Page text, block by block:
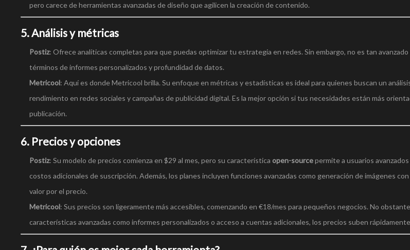
pero carece de herramientas avanzadas de diseño que agilicen la creación de contenido.
5.Análisis y métricas
Postiz: Ofrece analíticas completas para que puedas optimizar tu estrategia en redes. Sin embargo, no es tan
términos de informes personalizados y profundidad de datos.
Metricool: Aquí es donde Metricool brilla. Su enfoque en métricas y estadísticas es ideal para quienes buscan un
rendimiento en redes sociales y campañas de publicidad digital. Es la mejor opción si tus necesidades están más
publicación.
6. Precios y opciones
Postiz: Su modelo de precios comienza en $29 al mes, pero su característica open-sourcepermite a usuarios
costos adicionales de suscripción. Además, los planes incluyen funciones avanzadas como generación de imágenes
valor por el precio.
Metricool: Sus precios son ligeramente más accesibles, comenzando en €18/mes para pequeños negocios. No
características avanzadas como informes personalizados o acceso a cuentas adicionales, los precios suben